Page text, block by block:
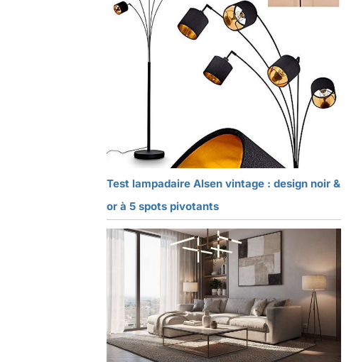
Test lampadaire Alsen vintage : design noir &
or à 5 spots pivotants